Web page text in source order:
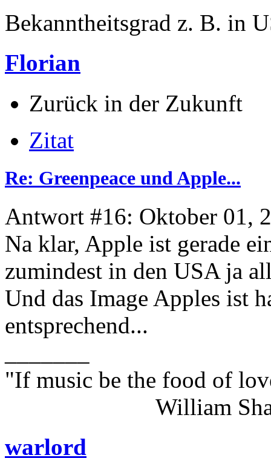
Bekanntheitsgrad z. B. in
Florian
Zurück in der Zukunft
Zitat
Re: Greenpeace und Apple...
Antwort #16: Oktober 01,
Na klar, Apple ist gerade
zumindest in den USA ja
Und das Image Apples ist
entsprechend...
"If music be the food of
William
warlord